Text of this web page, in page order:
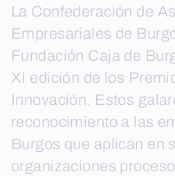
La Confederación de
Empresariales de
Fundación Caja de
XI edición de los
Innovación. Estos
reconocimiento a las
Burgos que aplican en
organizaciones